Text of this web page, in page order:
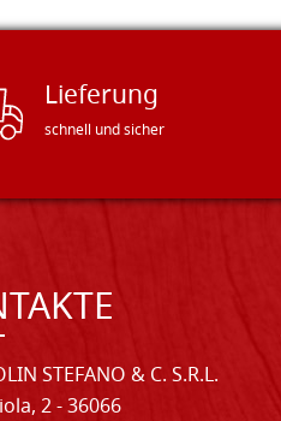
Lieferung
schnell und sicher
STEFANO & C. S.R.L.
2 - 36066